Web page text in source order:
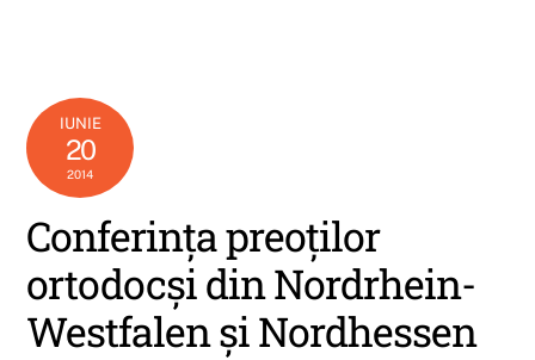
IUNIE
20
2014
Conferinţa preoţilor
ortodocşi din Nordrhein-
Westfalen şi Nordhessen